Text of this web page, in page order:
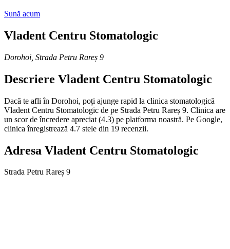
Sună acum
Vladent Centru Stomatologic
Dorohoi Strada Petru Rareș 9
Descriere Vladent Centru Stomatologic
Dacă te afli în Dorohoi, poți ajunge rapid la clinica stomatologică
Vladent Centru Stomatologic de pe Strada Petru Rareș 9. Clinica are
un scor de încredere apreciat (4.3) pe platforma noastră. Pe Google,
clinica înregistrează 4.7 stele din 19 recenzii.
Adresa Vladent Centru Stomatologic
Strada Petru Rareș 9